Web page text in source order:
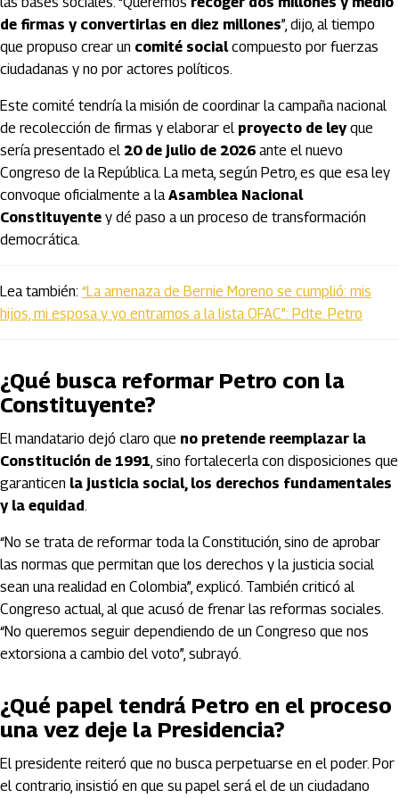
de firmas y convertirlas en diez millones”, dijo, al tiempo
que propuso crear un comité socialcompuesto por fuerzas
ciudadanas y no por actores políticos.
Este comité tendría la misión de coordinar la campaña nacional
de recolección de firmas y elaborar el proyecto de leyque
sería presentado el 20 de julio de 2026 ante el nuevo
Congreso de la República. La meta, según Petro, es que esa ley
convoque oficialmente a laAsamblea Nacional
Constituyente y dé paso a un proceso de transformación
democrática.
Lea también: “La amenaza de Bernie Moreno se cumplió: mis
hijos, mi esposa y yo entramos a la lista OFAC”: Pdte. Petro
¿Qué busca reformar Petro con la
Constituyente?
El mandatario dejó claro que no pretende reemplazar la
Constitución de 1991, sino fortalecerla con disposiciones que
garanticen la justicia social, los derechos fundamentales
y la equidad.
“No se trata de reformar toda la Constitución, sino de aprobar
las normas que permitan que los derechos y la justicia social
sean una realidad en Colombia”, explicó. También criticó al
Congreso actual, al que acusó de frenar las reformas sociales.
“No queremos seguir dependiendo de un Congreso que nos
extorsiona a cambio del voto”, subrayó.
¿Qué papel tendrá Petro en el proceso
una vez deje la Presidencia?
El presidente reiteró que no busca perpetuarse en el poder. Por
el contrario, insistió en que su papel será el de un ciudadano